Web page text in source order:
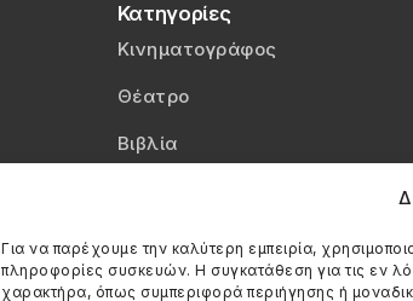
Για να παρέχουμε την καλύτερη εμπειρία,
πληροφορίες συσκευών. Η συγκατάθεση για τις εν
χαρακτήρα, όπως συμπεριφορά περιήγησης ή
Κατηγορίες
Κινηματογράφος
Θέατρο
Βιβλία